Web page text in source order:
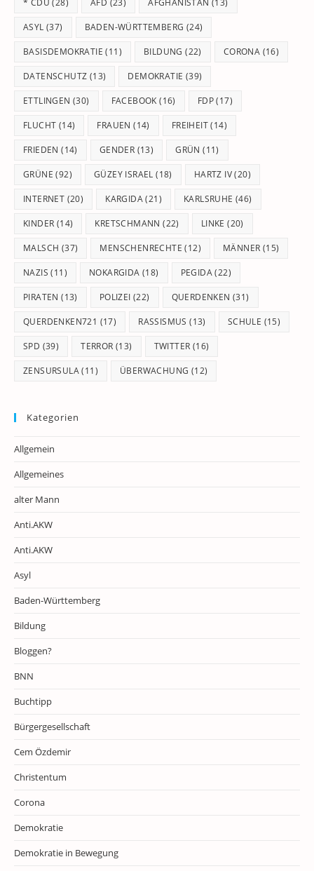
* CDU (28) AFD (23) AFGHANISTAN (13)
ASYL (37) BADEN-WÜRTTEMBERG (24)
BASISDEMOKRATIE (11) BILDUNG (22) CORONA (16)
DATENSCHUTZ (13) DEMOKRATIE (39)
ETTLINGEN (30) FACEBOOK (16) FDP(17)
FLUCHT (14) FRAUEN (14) FREIHEIT(14)
FRIEDEN (14) GENDER (13) GRÜN (11)
GRÜNE (92) GÜZEY ISRAEL (18) HARTZ IV(20)
INTERNET (20) KARGIDA(21) KARLSRUHE (46)
KINDER (14) KRETSCHMANN (22) LINKE (20)
MALSCH (37) MENSCHENRECHTE (12) MÄNNER (15)
NAZIS (11) NOKARGIDA (18) PEGIDA(22)
PIRATEN (13) POLIZEI (22) QUERDENKEN (31)
QUERDENKEN721 (17) RASSISMUS (13) SCHULE (15)
SPD (39) TERROR (13) TWITTER (16)
ZENSURSULA(11) ÜBERWACHUNG (12)
Kategorien
Allgemein
Allgemeines
alter Mann
Anti.AKW
Anti.AKW
Asyl
Baden-Württemberg
Bildung
Bloggen?
BNN
Buchtipp
Bürgergesellschaft
Cem Özdemir
Christentum
Corona
Demokratie
Demokratie in Bewegung